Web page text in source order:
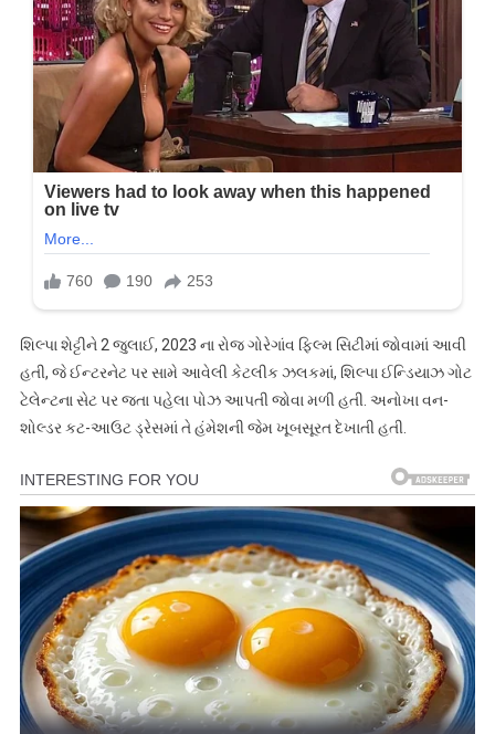
શિલ્પા શેટ્ટીને 2 જુલાઈ, 2023 ના રોજ ગોરેગાંવ ફિલ્મ સિટીમાં જોવામાં આવી
હતી, જે ઈન્ટરનેટ પર સામે આવેલી કેટલીક ઝલકમાં, શિલ્પા ઈન્ડિયાઝ ગોટ
ટેલેન્ટના સેટ પર જતા પહેલા પોઝ આપતી જોવા મળી હતી. અનોખા વન-
શોલ્ડર કટ-આઉટ ડ્રેસમાં તે હંમેશની જેમ ખૂબસૂરત દેખાતી હતી.